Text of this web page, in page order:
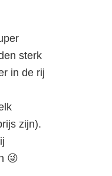
sterk
in de rij
zijn).
😜